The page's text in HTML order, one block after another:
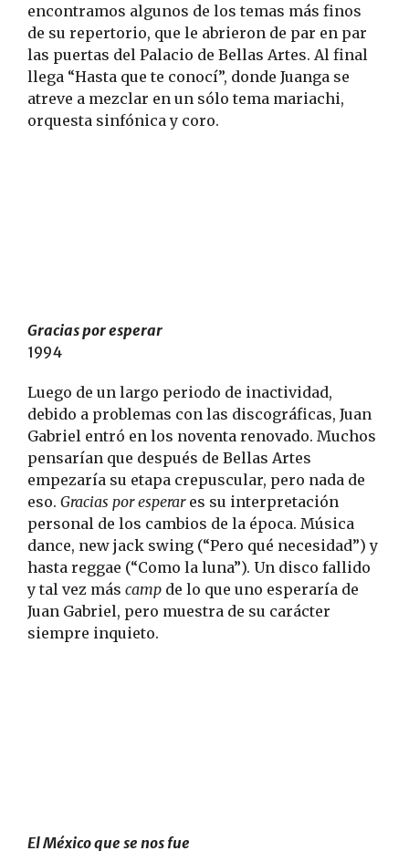
encontramos algunos de los temas más finos
de su repertorio, que le abrieron de par en par
las puertas del Palacio de Bellas Artes. Al final
llega “Hasta que te conocí”, donde Juanga se
atreve a mezclar en un sólo tema mariachi,
orquesta sinfónica y coro.
Gracias por esperar
1994
Luego de un largo periodo de inactividad,
debido a problemas con las discográficas, Juan
Gabriel entró en los noventa renovado. Muchos
pensarían que después de Bellas Artes
empezaría su etapa crepuscular, pero nada de
eso. Gracias por esperares su interpretación
personal de los cambios de la época. Música
dance, new jack swing (“Pero qué necesidad”) y
hasta reggae (“Como la luna”). Un disco fallido
y tal vez más camp de lo que uno esperaría de
Juan Gabriel, pero muestra de su carácter
siempre inquieto.
El México que se nos fue